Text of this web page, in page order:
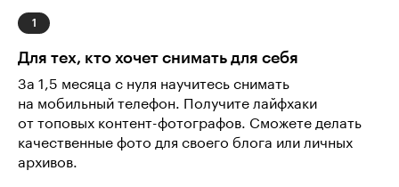
Для тех, кто хочет снимать для себя
За 1,5 месяца с нуля научитесь снимать
на мобильный телефон. Получите лайфхаки
от топовых контент-фотографов. Сможете делать
качественные фото для своего блога или личных
архивов.